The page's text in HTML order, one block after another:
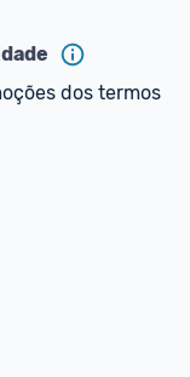
ajuda da
os
o Promobit.
dos termos